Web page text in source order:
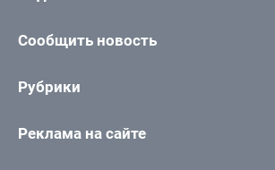
Сообщить новость
Рубрики
Реклама на сайте